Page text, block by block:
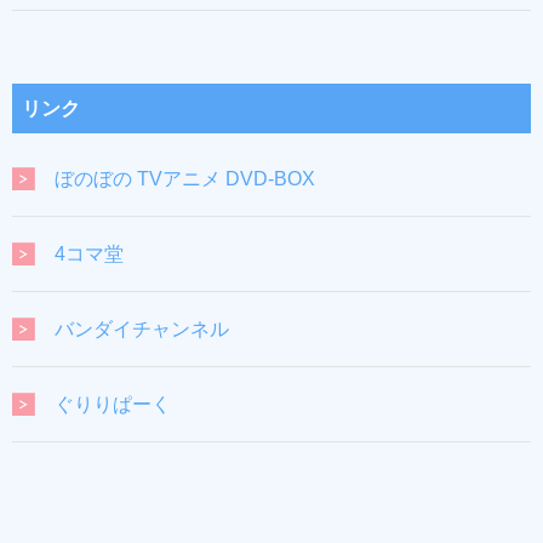
リンク
ぼのぼの TVアニメ DVD-BOX
4コマ堂
バンダイチャンネル
ぐりりぱーく